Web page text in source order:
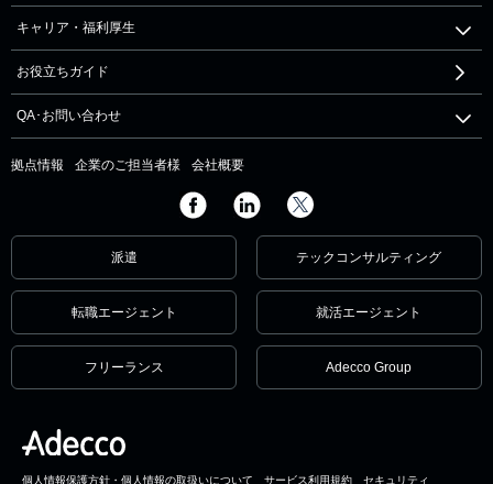
キャリア・福利厚生
お役立ちガイド
QA･お問い合わせ
拠点情報 企業のご担当者様 会社概要
派遣 テックコンサルティング
転職エージェント 就活エージェント
フリーランス Adecco Group
個人情報保護方針・個人情報の取扱いについて サービス利用規約 セキュリティ